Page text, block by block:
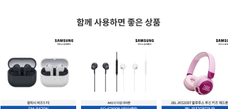
함께 사용하면 좋은 상품